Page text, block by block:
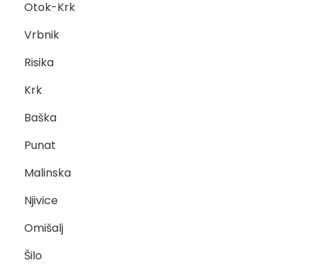
Otok-Krk
Vrbnik
Risika
Krk
Baška
Punat
Malinska
Njivice
Omišalj
Šilo